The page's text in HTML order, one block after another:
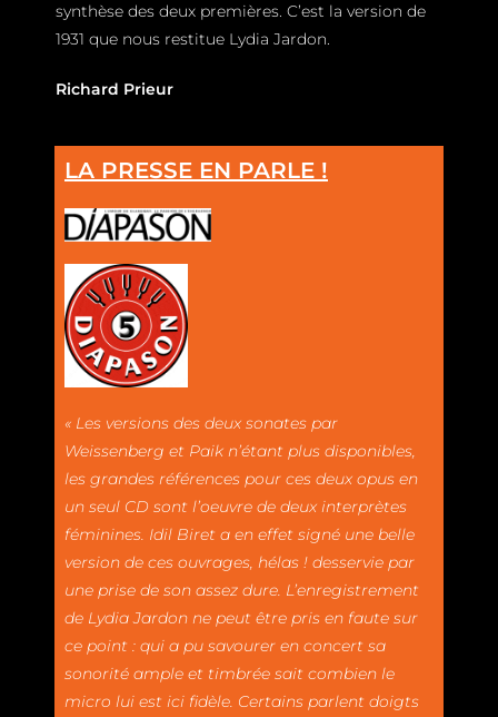
synthèse des deux premières. C’est la version de
1931 que nous restitue Lydia Jardon.
Richard Prieur
LA PRESSE EN PARLE !
« Les versions des deux sonates par
Weissenberg et Paik n’étant plus disponibles,
les grandes références pour ces deux opus en
un seul CD sont l’oeuvre de deux interprètes
féminines. Idil Biret a en effet signé une belle
version de ces ouvrages, hélas ! desservie par
une prise de son assez dure. L’enregistrement
de Lydia Jardon ne peut être pris en faute sur
ce point : qui a pu savourer en concert sa
sonorité ample et timbrée sait combien le
micro lui est ici fidèle. Certains parlent doigts